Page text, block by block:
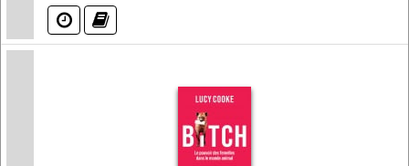
(?) (?)